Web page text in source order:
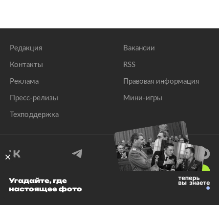
Редакция
Контакты
Реклама
Пресс-релизы
Техподдержка
Вакансии
RSS
Правовая информация
Мини-игры
© 1999–2026 Все права защищены.
Угадайте, где
настоящее фото